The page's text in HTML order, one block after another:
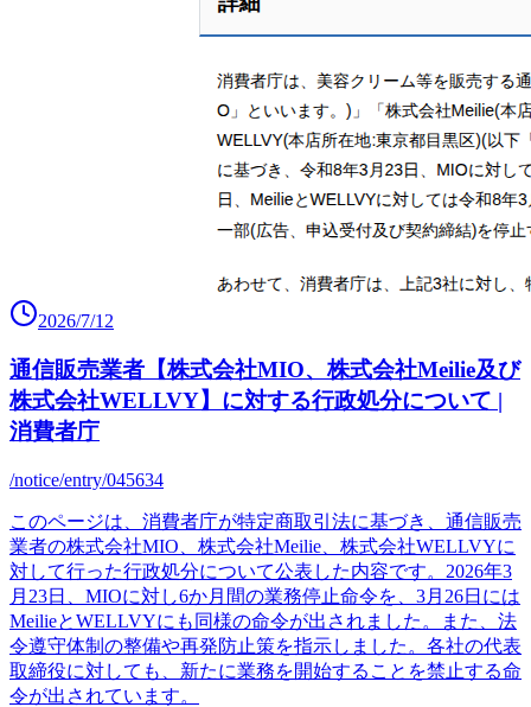
2026/7/12
通信販売業者【株式会社MIO、株式会社Meilie及び
株式会社WELLVY】に対する行政処分について |
消費者庁
/notice/entry/045634
このページは、消費者庁が特定商取引法に基づき、通信販売
業者の株式会社MIO、株式会社Meilie、株式会社WELLVYに
対して行った行政処分について公表した内容です。2026年3
月23日、MIOに対し6か月間の業務停止命令を、3月26日には
MeilieとWELLVYにも同様の命令が出されました。また、法
令遵守体制の整備や再発防止策を指示しました。各社の代表
取締役に対しても、新たに業務を開始することを禁止する命
令が出されています。